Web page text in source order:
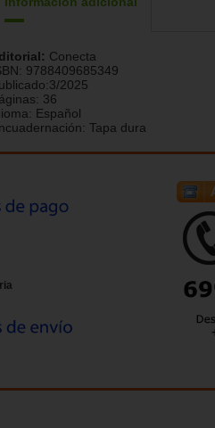
Conecta
9788409685349
3/2025
36
Español
Tapa dura